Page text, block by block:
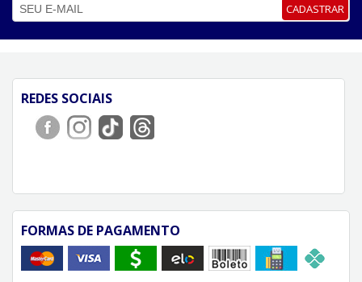
CADASTRAR
REDES SOCIAIS
FORMAS DE PAGAMENTO